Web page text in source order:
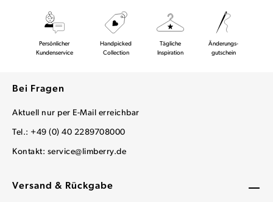
Versand & Rückgabe
Persönlicher
Kundenservice
Handpicked
Collection
Tägliche
Inspiration
Änderungs-
gutschein
Bei Fragen
Aktuell nur per E-Mail erreichbar
Tel.: +49 (0) 40 2289708000
Kontakt: service@limberry.de